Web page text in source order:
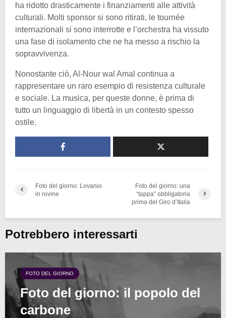
ha ridotto drasticamente i finanziamenti alle attività
culturali. Molti sponsor si sono ritirati, le tournée
internazionali si sono interrotte e l’orchestra ha vissuto
una fase di isolamento che ne ha messo a rischio la
sopravvivenza.
Nonostante ciò, Al-Nour wal Amal continua a
rappresentare un raro esempio di resistenza culturale
e sociale. La musica, per queste donne, è prima di
tutto un linguaggio di libertà in un contesto spesso
ostile.
Foto del giorno: Lovanio
in rovine
Foto del giorno: una
“tappa” obbligatoria
prima del Giro d’Italia
Potrebbero interessarti
FOTO DEL GIORNO
Foto del giorno: il popolo del
carbone